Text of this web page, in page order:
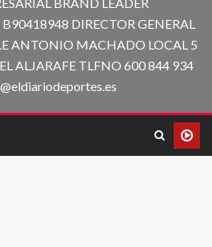
DIRECTOR GENERAL
ANTONIO MACHADO LOCAL 5
ALJARAFE TLFNO 600 844 934